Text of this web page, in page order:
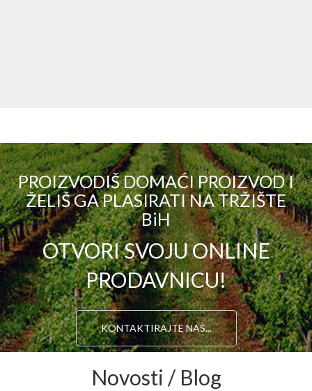
PROIZVODIŠ DOMAĆI PROIZVOD I
ŽELIŠ GA PLASIRATI NA TRŽIŠTE
BiH
OTVORI SVOJU ONLINE
PRODAVNICU!
KONTAKTIRAJTE NAS...
Novosti / Blog